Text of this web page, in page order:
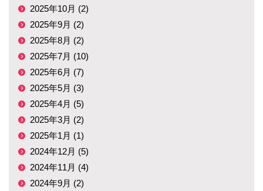
2025年10月 (2)
2025年9月 (2)
2025年8月 (2)
2025年7月 (10)
2025年6月 (7)
2025年5月 (3)
2025年4月 (5)
2025年3月 (2)
2025年1月 (1)
2024年12月 (5)
2024年11月 (4)
2024年9月 (2)